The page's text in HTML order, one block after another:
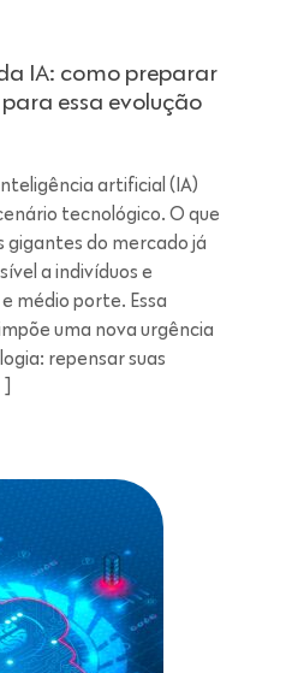
IA: como preparar
essa evolução
artificial (IA)
tecnológico. O que
gigantes do mercado já
a indivíduos e
médio porte. Essa
uma nova urgência
repensar suas